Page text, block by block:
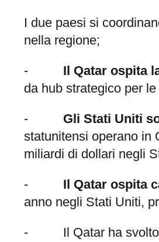
I due paesi si
nella regione;
- Il Qatar ospita
da hub strategico per
- Gli Stati Uniti
statunitensi operano in
miliardi di dollari negli
- Il Qatar ospita
anno negli Stati Uniti,
- Il Qatar ha svolto un